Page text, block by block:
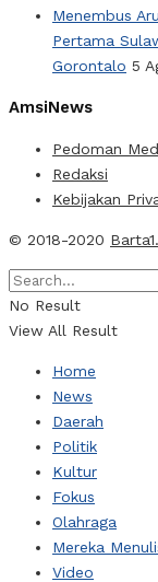
Menembus
Pertama
Gorontalo 5
AmsiNews
Pedoman
Redaksi
Kebijakan
© 2018-2020
No Result
View All Result
Home
News
Daerah
Politik
Kultur
Fokus
Olahraga
Mereka
Video